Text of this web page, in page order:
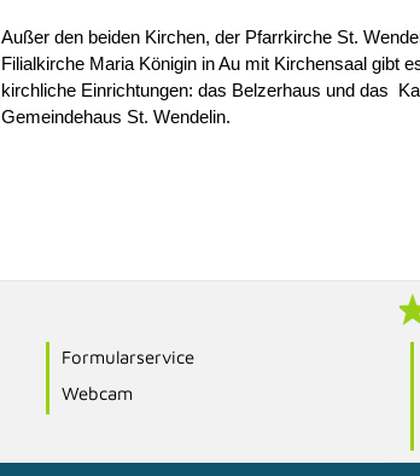
Außer den beiden Kirchen, der Pfarrkirche St.
Filialkirche Maria Königin in Au mit Kirchensaal gibt
kirchliche Einrichtungen: das Belzerhaus und das
Gemeindehaus St. Wendelin.
Formularservice
Webcam